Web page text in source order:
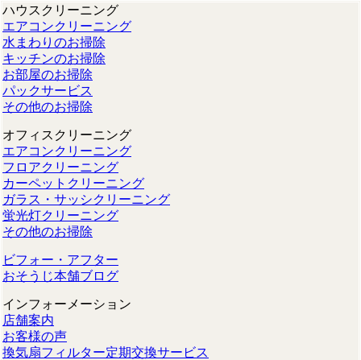
ハウスクリーニング
エアコンクリーニング
水まわりのお掃除
キッチンのお掃除
お部屋のお掃除
パックサービス
その他のお掃除
オフィスクリーニング
エアコンクリーニング
フロアクリーニング
カーペットクリーニング
ガラス・サッシクリーニング
蛍光灯クリーニング
その他のお掃除
ビフォー・アフター
おそうじ本舗ブログ
インフォーメーション
店舗案内
お客様の声
換気扇フィルター定期交換サービス